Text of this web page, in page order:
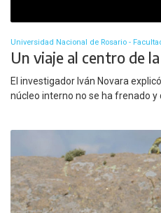
Universidad Nacional de Rosario -
Un viaje al centro de
El investigador Iván Novara
núcleo interno no se ha frenado y